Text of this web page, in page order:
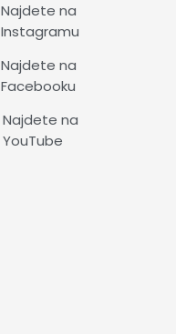
Najdete na
Instagramu
Najdete na
Facebooku
Najdete na
YouTube